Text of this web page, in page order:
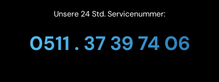
Unsere 24 Std. Servicenummer:
0511 . 37 39 74 06